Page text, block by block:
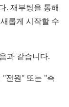
. 재부팅을 통해
롭게 시작할 수
과 같습니다.
"전원" 또는 "측